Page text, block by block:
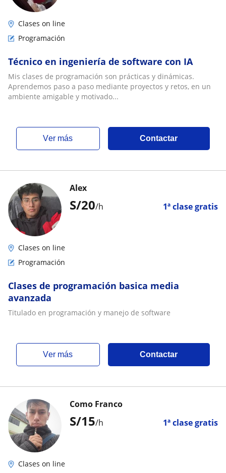
Clases on line
Programación
Técnico en ingeniería de software con IA
Mis clases de programación son prácticas y dinámicas.
Aprendemos paso a paso mediante proyectos y retos, en un
ambiente amigable y motivado...
ver más Contactar
S/20/h 1ª clase gratis
Alex
Clases on line
Programación
Clases de programación basica media
avanzada
Titulado en programación y manejo de software
ver más Contactar
S/15/h 1ª clase gratis
Como Franco
Clases on line